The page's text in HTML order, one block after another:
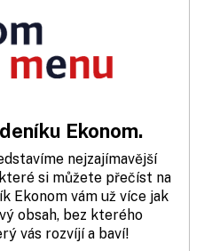
Ekonom.
nejzajímavější
si můžete přečíst na
Ekonom vám už více jak
obsah, bez kterého
vás rozvíjí a baví!